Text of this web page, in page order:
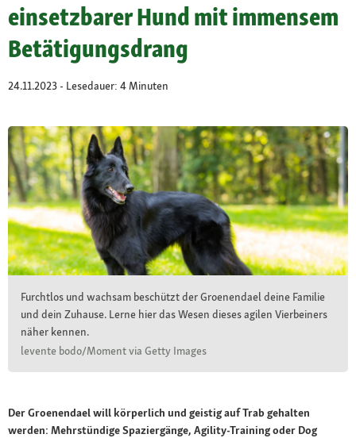
einsetzbarer Hund mit immensem
Betätigungsdrang
24.11.2023 - Lesedauer: 4 Minuten
Furchtlos und wachsam beschützt der Groenendael deine Familie
und dein Zuhause. Lerne hier das Wesen dieses agilen Vierbeiners
näher kennen.
levente bodo/Moment via Getty Images
Der Groenendael will körperlich und geistig auf Trab gehalten
werden: Mehrstündige Spaziergänge, Agility-Training oder Dog